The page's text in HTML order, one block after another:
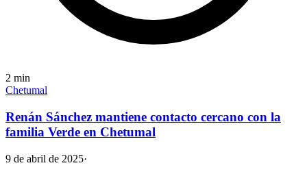
2 min
Chetumal
Renán Sánchez mantiene contacto cercano con la
familia Verde en Chetumal
9 de abril de 2025·